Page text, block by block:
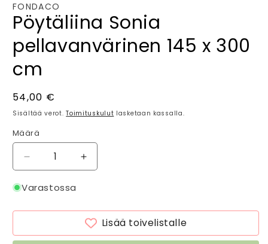
FONDACO
Pöytäliina Sonia
pellavanvärinen 145 x 300
cm
Normaalihinta
54,00 €
Sisältää verot.Toimituskulut lasketaan kassalla.
Määrä
Määrä
Vähennä
tuotteen
Pöytäliina
pellavanvärinen
x
Lisää
tuotteen
pellavanvärinen
145
x
Varastossa
Lisää toivelistalle